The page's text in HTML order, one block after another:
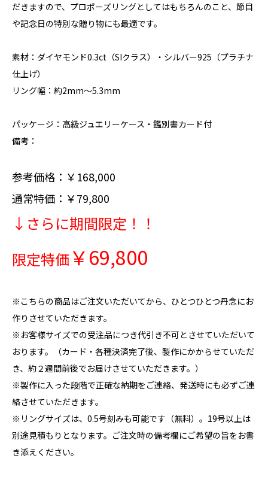
だきますので、プロポーズリングとしてはもちろんのこと、節目
や記念日の特別な贈り物にも最適です。
素材：ダイヤモンド0.3ct（SIクラス）・シルバー925（プラチナ
仕上げ）
リング幅：約2mm～5.3mm
パッケージ：高級ジュエリーケース・鑑別書カード付
備考：
参考価格：￥168,000
通常特価：￥79,800
↓さらに期間限定！！
限定特価￥69,800
※こちらの商品はご注文いただいてから、ひとつひとつ丹念にお
作りさせていただきます。
※お客様サイズでの受注品につき代引き不可とさせていただいて
おります。（カード・各種決済完了後、製作にかからせていただ
き、約２週間前後でお届けさせていただきます。）
※製作に入った段階で正確な納期をご連絡、発送時にも必ずご連
絡させていただきます。
※リングサイズは、0.5号刻みも可能です（無料）。19号以上は
別途見積もりとなります。ご注文時の備考欄にご希望の旨をお書
き添えください。